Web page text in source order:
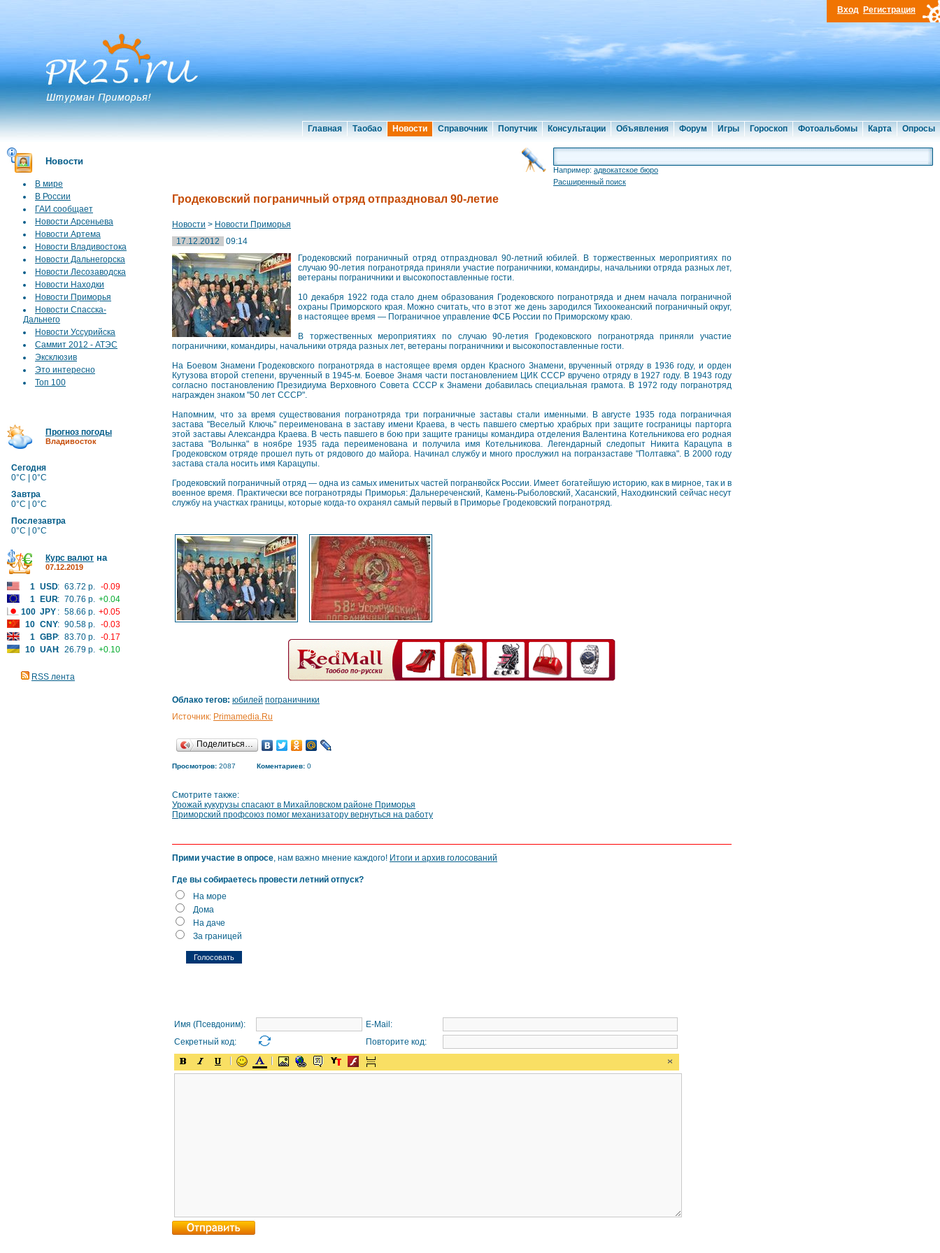
Главная Таобао Новости Справочник Попутчик Консультации Объявления Форум Игры Гороскоп Фотоальбомы Карта Опросы
Вход Регистрация
Новости
В мире
В России
ГАИ сообщает
Новости Арсеньева
Новости Артема
Новости Владивостока
Новости Дальнегорска
Новости Лесозаводска
Новости Находки
Новости Приморья
Новости Спасска-
Дальнего
Новости Уссурийска
Саммит 2012 - АТЭС
Эксклюзив
Это интересно
Топ 100
Прогноз погоды
Владивосток
Сегодня
0°C | 0°C
Завтра
0°C | 0°C
Послезавтра
0°C | 0°C
Курс валют на
07.12.2019
1 USD: 63.72 р. -0.09
1
EUR: 70.76 р. +0.04
100 JPY : 58.66 р. +0.05
10 CNY: 90.58 р. -0.03
1 GBP: 83.70 р. -0.17
10 UAH: 26.79 р. +0.10
RSS лента
Например: адвокатское бюро
Расширенный поиск
Гродековский пограничный отряд отпраздновал 90-летие
Новости > Новости Приморья
17.12.2012
09:14
Гродековский пограничный отряд отпраздновал 90-летний юбилей. В торжественных мероприятиях по
случаю 90-летия погранотряда приняли участие пограничники, командиры, начальники отряда разных лет,
ветераны пограничники и высокопоставленные гости.
10 декабря 1922 года стало днем образования Гродековского погранотряда и днем начала пограничной
охраны Приморского края. Можно считать, что в этот же день зародился Тихоокеанский пограничный округ,
в настоящее время — Пограничное управление ФСБ России по Приморскому краю.
В торжественных мероприятиях по случаю 90-летия Гродековского погранотряда приняли участие
пограничники, командиры, начальники отряда разных лет, ветераны пограничники и высокопоставленные гости.
На Боевом Знамени Гродековского погранотряда в настоящее время орден Красного Знамени, врученный отряду в 1936 году, и орден
Кутузова второй степени, врученный в 1945-м. Боевое Знамя части постановлением ЦИК СССР вручено отряду в 1927 году. В 1943 году
согласно постановлению Президиума Верховного Совета СССР к Знамени добавилась специальная грамота. В 1972 году погранотряд
награжден знаком "50 лет СССР".
Напомним, что за время существования погранотряда три пограничные заставы стали именными. В августе 1935 года пограничная
застава "Веселый Ключь" переименована в заставу имени Краева, в честь павшего смертью храбрых при защите госграницы парторга
этой заставы Александра Краева. В честь павшего в бою при защите границы командира отделения Валентина Котельникова его родная
застава "Волынка" в ноябре 1935 гада переименована и получила имя Котельникова. Легендарный следопыт Никита Карацупа в
Гродековском отряде прошел путь от рядового до майора. Начинал службу и много прослужил на погранзаставе "Полтавка". В 2000 году
застава стала носить имя Карацупы.
Гродековский пограничный отряд — одна из самых именитых частей погранвойск России. Имеет богатейшую историю, как в мирное, так и в
военное время. Практически все погранотряды Приморья: Дальнереченский, Камень-Рыболовский, Хасанский, Находкинский сейчас несут
службу на участках границы, которые когда-то охранял самый первый в Приморье Гродековский погранотряд.
Облако тегов: юбилей пограничники
Источник: Primamedia.Ru
Поделиться…
Просмотров: 2087 Коментариев: 0
Смотрите также:
Урожай кукурузы спасают в Михайловском районе Приморья
Приморский профсоюз помог механизатору вернуться на работу
Прими участие в опросе, нам важно мнение каждого! Итоги и архив голосований
Где вы собираетесь провести летний отпуск?
На море
Дома
На даче
За границей
Имя (Псевдоним):
E-Mail:
Секретный код:
Повторите код: